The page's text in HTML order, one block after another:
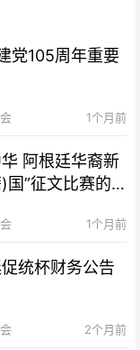
党105周年重要
1个月前
阿根廷华裔新
国”征文比赛的
1个月前
统杯财务公告
2个月前